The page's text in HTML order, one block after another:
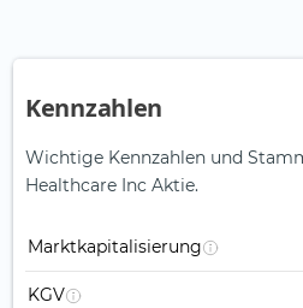
Kennzahlen
Wichtige Kennzahlen und
Healthcare Inc Aktie.
Marktkapitalisierung
KGV